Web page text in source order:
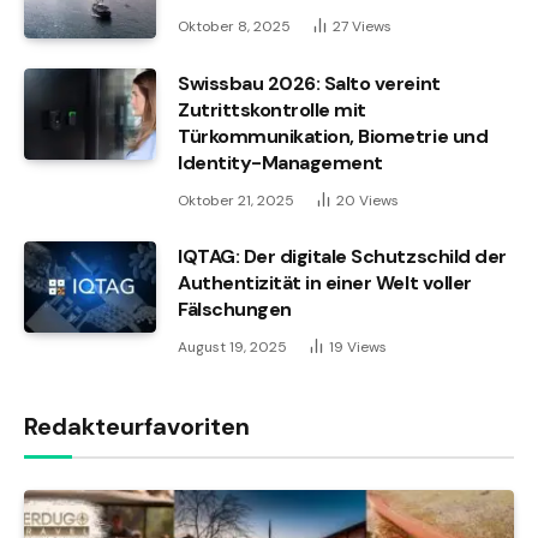
Oktober 8, 2025 27Views
Swissbau 2026: Salto vereint
Zutrittskontrolle mit
Türkommunikation, Biometrie und
Identity-Management
Oktober 21, 2025 20 Views
IQTAG: Der digitale Schutzschild der
Authentizität in einer Welt voller
Fälschungen
August 19, 2025 19 Views
Redakteurfavoriten